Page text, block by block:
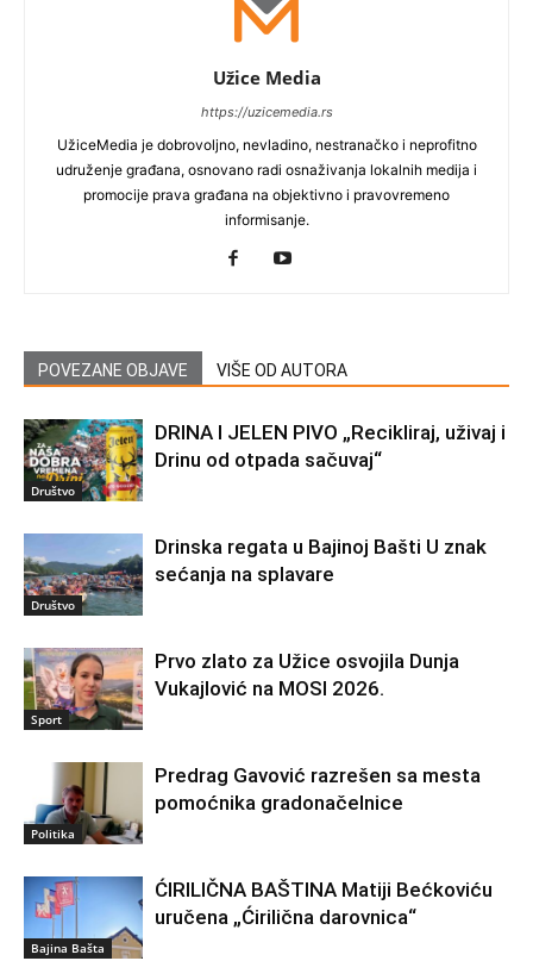
Užice Media
https://uzicemedia.rs
UžiceMedia je dobrovoljno, nevladino, nestranačko i neprofitno
udruženje građana, osnovano radi osnaživanja lokalnih medija i
promocije prava građana na objektivno i pravovremeno
informisanje.
POVEZANE OBJAVE VIŠE OD AUTORA
Društvo
DRINA I JELEN PIVO „Recikliraj, uživaj i
Drinu od otpada sačuvaj“
Društvo
Drinska regata u Bajinoj Bašti U znak
sećanja na splavare
Sport
Prvo zlato za Užice osvojila Dunja
Vukajlović na MOSI 2026.
Politika
Predrag Gavović razrešen sa mesta
pomoćnika gradonačelnice
Bajina Bašta
ĆIRILIČNA BAŠTINA Matiji Bećkoviću
uručena „Ćirilična darovnica“